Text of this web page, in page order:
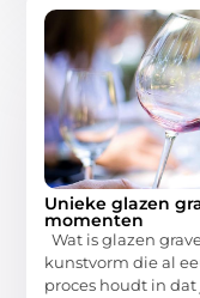
Unieke glazen
momenten
Wat is glazen
kunstvorm die al
proces houdt in